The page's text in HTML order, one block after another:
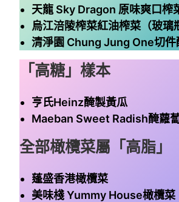
天龍 Sky Dragon 原味爽口榨
烏江涪陵榨菜紅油榨菜（玻璃
清淨園 Chung Jung One切件
「高糖」樣本
亨氏Heinz醃製黃瓜
Maeban Sweet Radish醃蘿
全部橄欖菜屬「高脂」
蓬盛香港橄欖菜
美味棧 Yummy House橄欖菜